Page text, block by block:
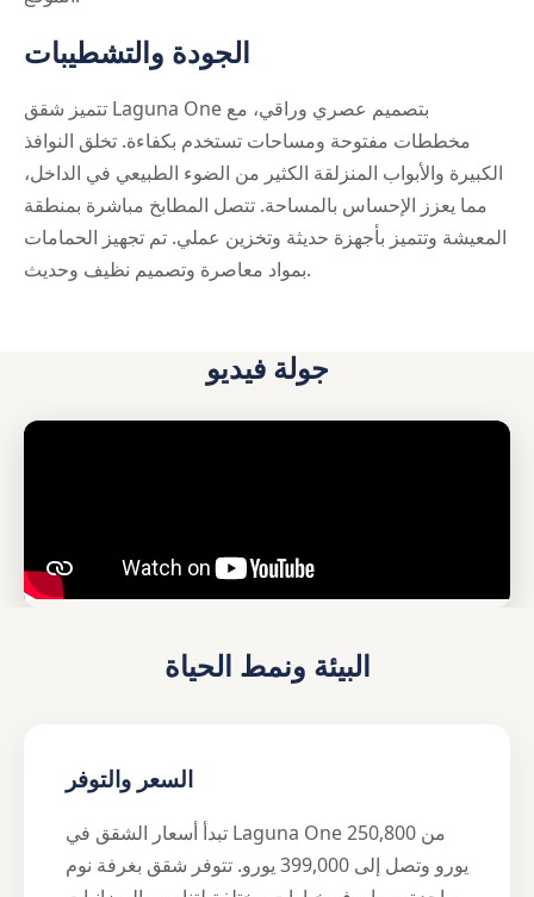
الجودة والتشطيبات
تتميز شقق Laguna One بتصميم عصري وراقي، مع
مخططات مفتوحة ومساحات تستخدم بكفاءة. تخلق النوافذ
الكبيرة والأبواب المنزلقة الكثير من الضوء الطبيعي في الداخل،
مما يعزز الإحساس بالمساحة. تتصل المطابخ مباشرة بمنطقة
المعيشة وتتميز بأجهزة حديثة وتخزين عملي. تم تجهيز الحمامات
بمواد معاصرة وتصميم نظيف وحديث.
جولة فيديو
البيئة ونمط الحياة
السعر والتوفر
تبدأ أسعار الشقق في Laguna One من 250,800
يورو وتصل إلى 399,000 يورو. تتوفر شقق بغرفة نوم